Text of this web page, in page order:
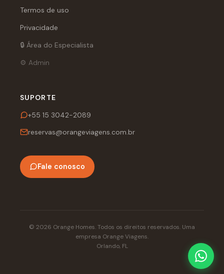
Termos de uso
Privacidade
🔒 Área do Especialista
⚙️ Admin
SUPORTE
+55 15 3042-2089
reservas@orangeviagens.com.br
Fale conosco
© 2026 Orange Homes. Todos os direitos reservados. Uma
empresa Orange Viagens.
Orlando, FL